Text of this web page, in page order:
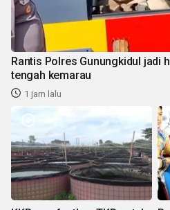
Rantis Polres Gunungkidul jadi
tengah kemarau
1 jam lalu